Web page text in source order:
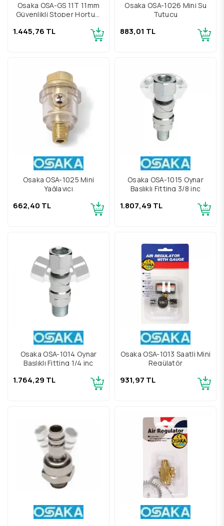
Osaka OSA-GS 11T 11mm
Güvenlikli Stoper Hortum
1.445,76 TL
Osaka OSA-1026 Mini Su
Tutucu
883,01 TL
Osaka OSA-1025 Mini
Yağlayıcı
662,40 TL
Osaka OSA-1015 Oynar
Başlıklı Fitting 3/8 inç
1.807,49 TL
Osaka OSA-1014 Oynar
Başlıklı Fitting 1/4 inç
1.764,29 TL
Osaka OSA-1013 Saatli Mini
Regülatör
931,97 TL